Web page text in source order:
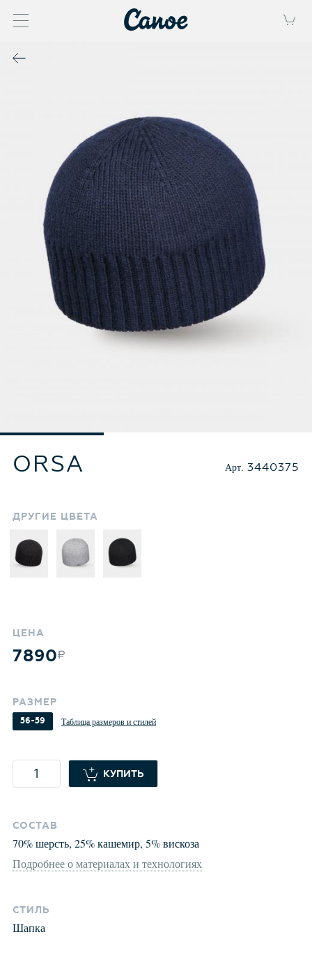
ORSA Арт. 3440375
ДРУГИЕ ЦВЕТА
ЦЕНА
7890
РАЗМЕР
56-59 Таблица размеров и стилей
КУПИТЬ
СОСТАВ
70%шерсть, 25%кашемир, 5%вискоза
Подробнее о материалах и технологиях
СТИЛЬ
Шапка